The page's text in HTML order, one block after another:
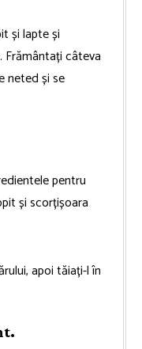
și lapte și
câteva
neted și se
pentru
și scorțișoara
apoi tăiați-l în